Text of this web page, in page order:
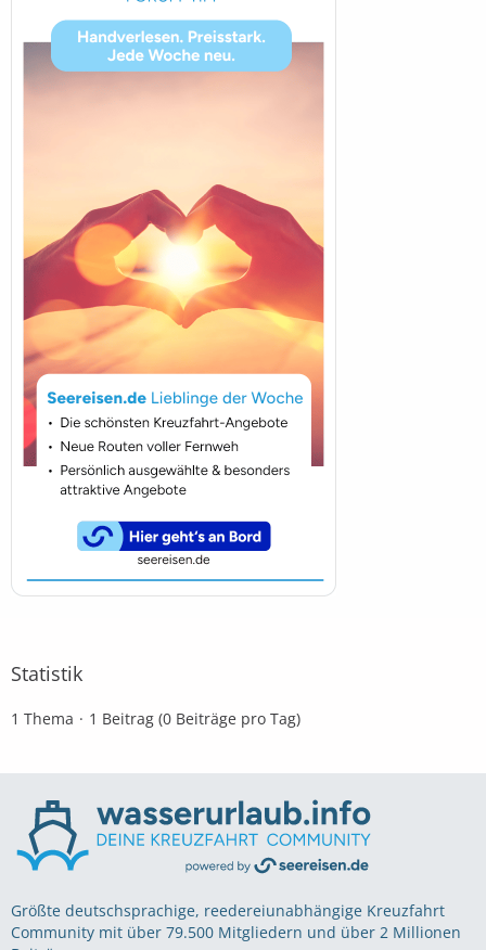
Statistik
1 Thema 1 Beitrag (0 Beiträge pro Tag)
Größte deutschsprachige, reedereiunabhängige Kreuzfahrt
Community mit über 79.500 Mitgliedern und über 2 Millionen